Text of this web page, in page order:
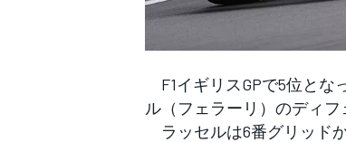
F1イギリスGPで5位とな
ル（フェラーリ）のディフ
ラッセルは6番グリッド